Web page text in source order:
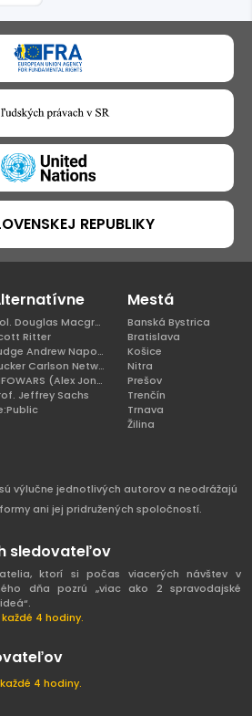
REPUBLIKY
Col. Douglas Macgregor, Ph.D
Ritter
Judge Andrew Napolitano
Tucker Carlson Network
INFOWARS (Alex Jones)
Jeffrey Sachs
Mestá
Banská Bystrica
Bratislava
Košice
Nitra
Prešov
Trenčín
Trnava
Žilina
výlučne jednotlivých autorov a neodrážajú
ani jej pridružených spoločností.
sledovateľov
ktorí si počas viacerých návštev v
dňa pozrú „viac ako 2 spravodajské
4 hodiny.
4 hodiny.